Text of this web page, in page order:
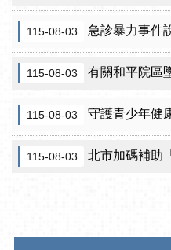
115-08-03 急診暴力事件
115-08-03 有關和平院區
115-08-03 守護青少年健康！把握HPV疫
115-08-03 北市加碼補助「產前